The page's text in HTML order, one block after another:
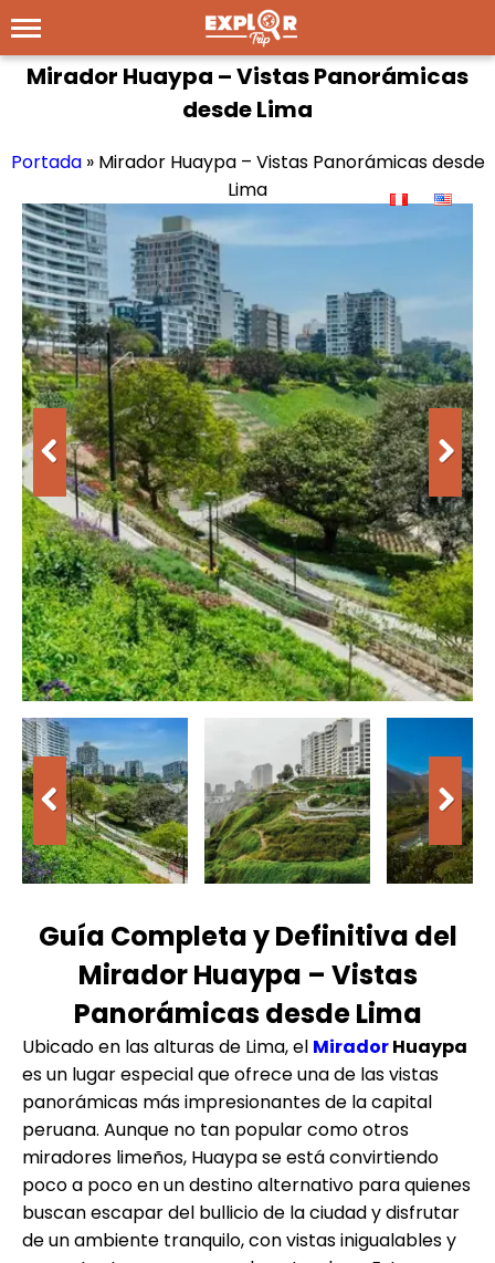
Mirador Huaypa – Vistas Panorámicas
desde Lima
Portada» Mirador Huaypa – Vistas Panorámicas desde
Lima
Guía Completa y Definitiva del
Mirador Huaypa – Vistas
Panorámicas desde Lima
Ubicado en las alturas de Lima, el MiradorHuaypa
es un lugar especial que ofrece una de las vistas
panorámicas más impresionantes de la capital
peruana. Aunque no tan popular como otros
miradores limeños, Huaypa se está convirtiendo
poco a poco en un destino alternativo para quienes
buscan escapar del bullicio de la ciudad y disfrutar
de un ambiente tranquilo, con vistas inigualables y